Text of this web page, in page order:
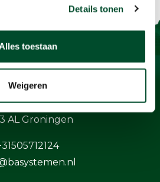
Details tonen
toestaan
Weigeren
Contact
BV
13G
AL Groningen